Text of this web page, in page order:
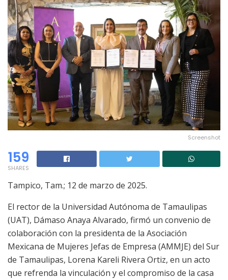
Screenshot
159
SHARES
Tampico, Tam.; 12 de marzo de 2025.
El rector de la Universidad Autónoma de Tamaulipas
(UAT), Dámaso Anaya Alvarado, firmó un convenio de
colaboración con la presidenta de la Asociación
Mexicana de Mujeres Jefas de Empresa (AMMJE) del Sur
de Tamaulipas, Lorena Kareli Rivera Ortiz, en un acto
que refrenda la vinculación y el compromiso de la casa